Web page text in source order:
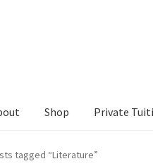
Shop Private
Blog Cart Checkout Contact
tagged “Literature”